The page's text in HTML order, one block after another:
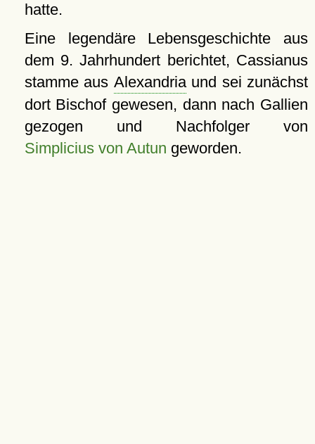
hatte.
Eine legendäre Lebensgeschichte aus
dem 9. Jahrhundert berichtet, Cassianus
stamme aus Alexandriaund sei zunächst
dort Bischof gewesen, dann nach Gallien
gezogen und Nachfolger von
Simplicius von Autun geworden.